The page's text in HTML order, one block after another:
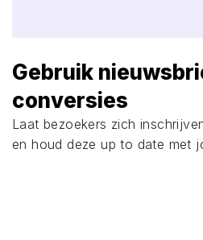
Gebruik
conversies
Laat bezoekers zich
en houd deze up to date met